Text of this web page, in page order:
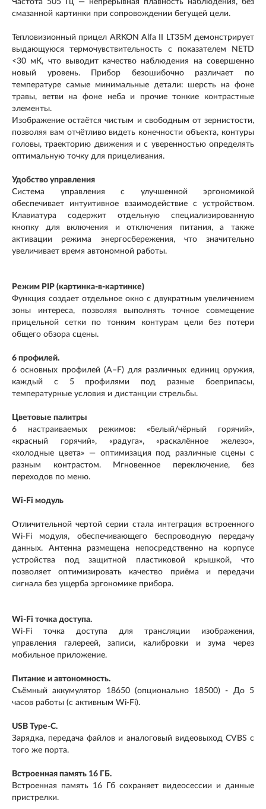
Частота 505 Гц — непрерывная плавность наблюдения, без
смазанной картинки при сопровождении бегущей цели.
Тепловизионный прицел ARKON Alfa II LT35M демонстрирует
выдающуюся термочувствительность с показателем NETD
<30 мК, что выводит качество наблюдения на совершенно
новый уровень. Прибор безошибочно различает по
температуре самые минимальные детали: шерсть на фоне
травы, ветви на фоне неба и прочие тонкие контрастные
элементы.
Изображение остаётся чистым и свободным от зернистости,
позволяя вам отчётливо видеть конечности объекта, контуры
головы, траекторию движения и с уверенностью определять
оптимальную точку для прицеливания.
Удобство управления
Система управления с улучшенной эргономикой
обеспечивает интуитивное взаимодействие с устройством.
Клавиатура содержит отдельную специализированную
кнопку для включения и отключения питания, а также
активации режима энергосбережения, что значительно
увеличивает время автономной работы.
Режим PIP (картинка-в-картинке)
Функция создает отдельное окно с двукратным увеличением
зоны интереса, позволяя выполнять точное совмещение
прицельной сетки по тонким контурам цели без потери
общего обзора сцены.
6 профилей.
6 основных профилей (A–F) для различных единиц оружия,
каждый с 5 профилями под разные боеприпасы,
температурные условия и дистанции стрельбы.
Цветовые палитры
6 настраиваемых режимов: «белый/чёрный горячий»,
«красный горячий», «радуга», «раскалённое железо»,
«холодные цвета» — оптимизация под различные сцены с
разным контрастом. Мгновенное переключение, без
переходов по меню.
Wi-Fi модуль
Отличительной чертой серии стала интеграция встроенного
Wi-Fi модуля, обеспечивающего беспроводную передачу
данных. Антенна размещена непосредственно на корпусе
устройства под защитной пластиковой крышкой, что
позволяет оптимизировать качество приёма и передачи
сигнала без ущерба эргономике прибора.
Wi-Fi точка доступа.
Wi-Fi точка доступа для трансляции изображения,
управления галереей, записи, калибровки и зума через
мобильное приложение.
Питание и автономность.
Съёмный аккумулятор 18650 (опционально 18500) - До 5
часов работы (с активным Wi-Fi).
USB Type-C.
Зарядка, передача файлов и аналоговый видеовыход CVBS с
того же порта.
Встроенная память 16 ГБ.
Встроенная память 16 Гб сохраняет видеосессии и данные
пристрелки.